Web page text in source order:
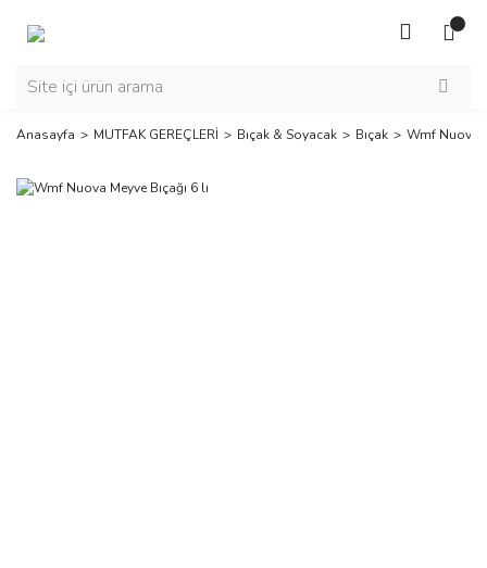
Anasayfa MUTFAK GEREÇLERİ Bıçak & Soyacak Bıçak Wmf Nuova